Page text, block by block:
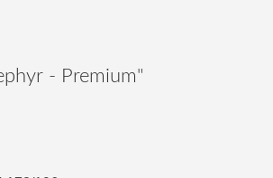
- Premium"